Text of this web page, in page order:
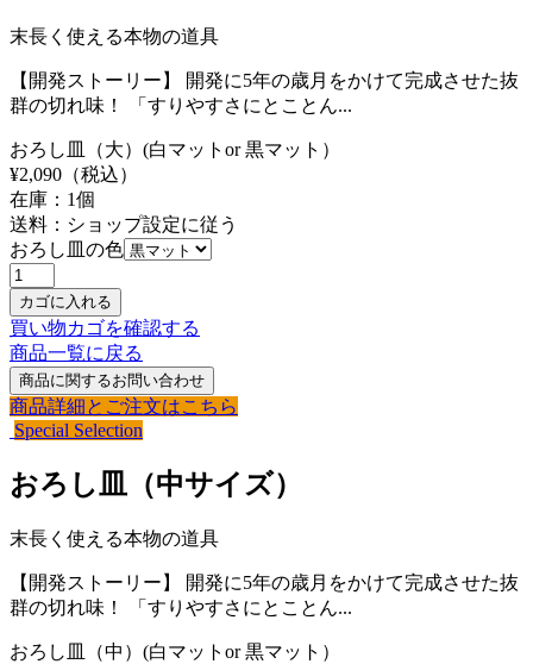
末長く使える本物の道具
【開発ストーリー】 開発に5年の歳月をかけて完成させた抜
群の切れ味！ 「すりやすさにとことん...
おろし皿（大）(白マットor 黒マット）
¥2,090 （税込）
在庫： 1個
送料：ショップ設定に従う
おろし皿の色
買い物カゴを確認する
商品一覧に戻る
商品詳細とご注文はこちら
Special Selection
おろし皿（中サイズ）
末長く使える本物の道具
【開発ストーリー】 開発に5年の歳月をかけて完成させた抜
群の切れ味！ 「すりやすさにとことん...
おろし皿（中）(白マットor 黒マット）